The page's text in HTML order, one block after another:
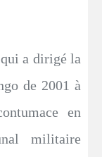
a dirigé la
de 2001 à
en
militaire